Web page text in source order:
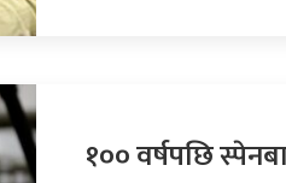
१०० वर्षपछि